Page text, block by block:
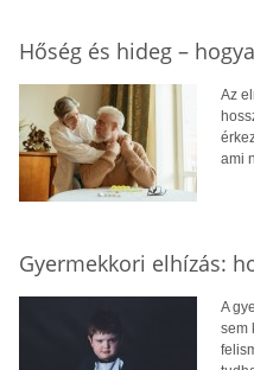
Hőség és hideg –
Az
ami
Gyermekkori elhízás:
A
sem